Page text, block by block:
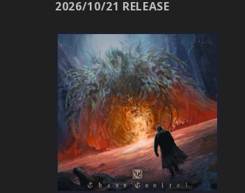
2026/10/21 RELEASE